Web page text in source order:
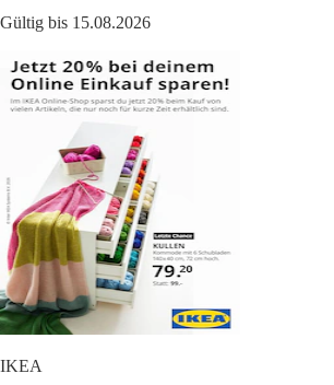
Gültig bis 15.08.2026
IKEA